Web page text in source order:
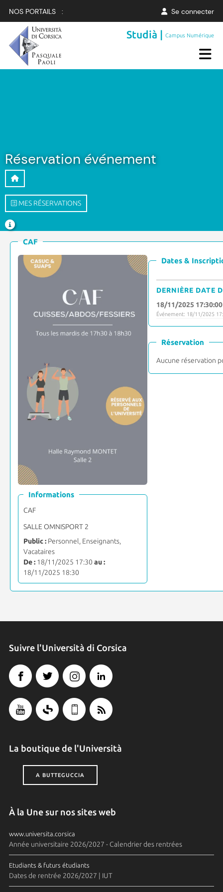
NOS PORTAILS : Se connecter
Studià |Campus Numérique
Réservation événement
MES RÉSERVATIONS
CAF
Informations
CAF
SALLE OMNISPORT 2
Public :Personnel, Enseignants,
Vacataires
De :18/11/2025 17:30 au :
18/11/2025 18:30
Dates &
DERNIÈRE DATE
18/11/2025 17:30:00
Événement: 18/11/2025
Réservation
Aucune réservation
Suivre l'Università di Corsica
La boutique de l'Università
A BUTTEGUCCIA
À la Une sur nos sites web
www.universita.corsica
Année universitaire 2026/2027 - Calendrier des rentrées
Etudiants & futurs étudiants
Dates de rentrée 2026/2027 | IUT